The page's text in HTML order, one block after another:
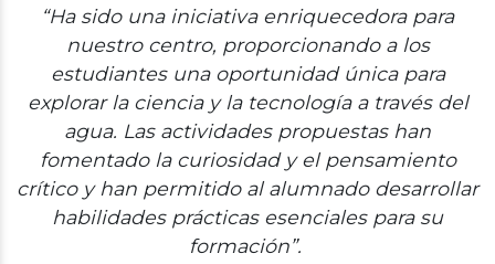
“Ha sido una iniciativa enriquecedora para
nuestro centro, proporcionando a los
estudiantes una oportunidad única para
explorar la ciencia y la tecnología a través del
agua. Las actividades propuestas han
fomentado la curiosidad y el pensamiento
crítico y han permitido al alumnado desarrollar
habilidades prácticas esenciales para su
formación”.